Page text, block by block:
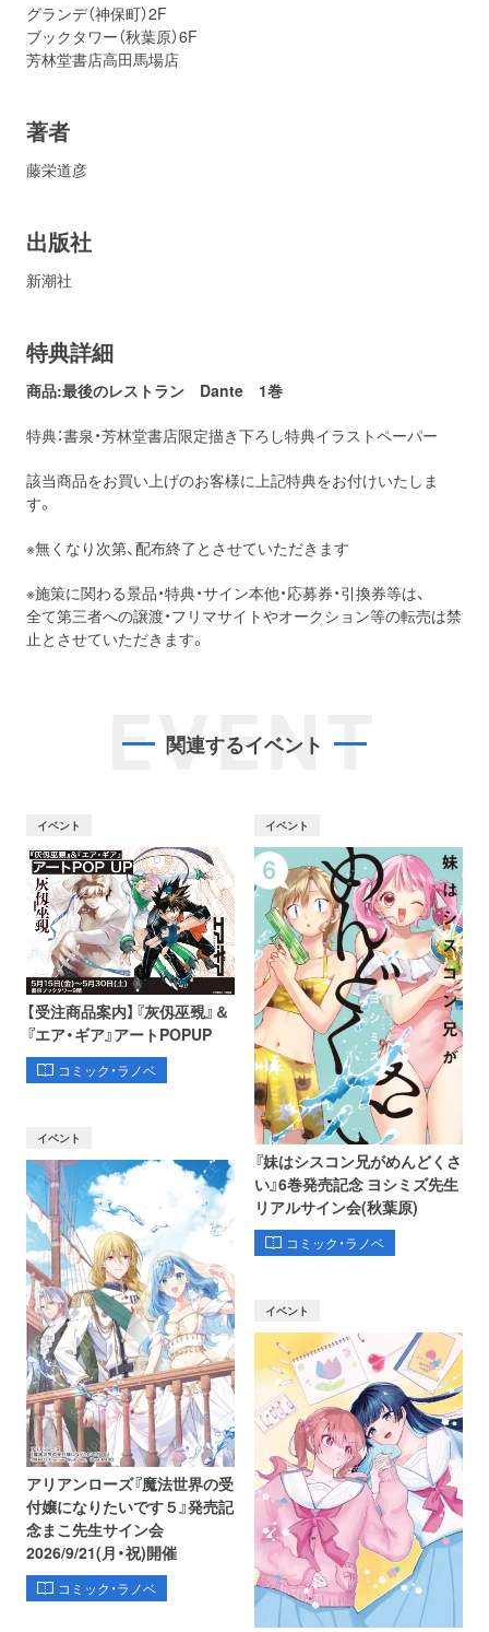
グランデ（神保町）2F
ブックタワー（秋葉原）6F
芳林堂書店高田馬場店
著者
藤栄道彦
出版社
新潮社
特典詳細
商品:最後のレストラン Dante 1巻
特典：書泉・芳林堂書店限定描き下ろし特典イラストペーパー
該当商品をお買い上げのお客様に上記特典をお付けいたしま
す。
※無くなり次第、配布終了とさせていただきます
※施策に関わる景品・特典・サイン本他・応募券・引換券等は、
全て第三者への譲渡・フリマサイトやオークション等の転売は禁
止とさせていただきます。
EVENT
関連するイベント
イベント
【受注商品案内】『灰仭巫覡』＆
『エア・ギア』アートPOPUP
コミック・ラノベ
イベント
『妹はシスコン兄がめんどくさ
い』6巻発売記念 ヨシミズ先生
リアルサイン会(秋葉原)
コミック・ラノベ
イベント
アリアンローズ『魔法世界の受
付嬢になりたいです５』発売記
念まこ先生サイン会
2026/9/21(月・祝)開催
コミック・ラノベ
イベント